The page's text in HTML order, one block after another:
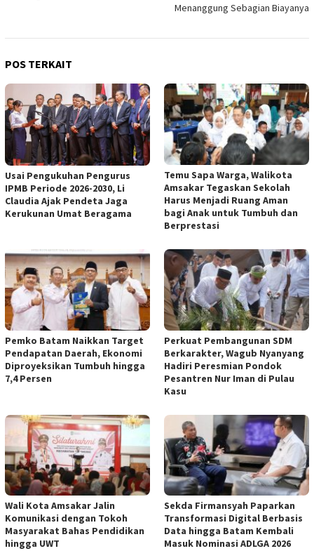
Menanggung Sebagian Biayanya
POS TERKAIT
Usai Pengukuhan Pengurus
IPMB Periode 2026-2030, Li
Claudia Ajak Pendeta Jaga
Kerukunan Umat Beragama
Temu Sapa Warga, Walikota
Amsakar Tegaskan Sekolah
Harus Menjadi Ruang Aman
bagi Anak untuk Tumbuh dan
Berprestasi
Pemko Batam Naikkan Target
Pendapatan Daerah, Ekonomi
Diproyeksikan Tumbuh hingga
7,4 Persen
Perkuat Pembangunan SDM
Berkarakter, Wagub Nyanyang
Hadiri Peresmian Pondok
Pesantren Nur Iman di Pulau
Kasu
Wali Kota Amsakar Jalin
Komunikasi dengan Tokoh
Masyarakat Bahas Pendidikan
hingga UWT
Sekda Firmansyah Paparkan
Transformasi Digital Berbasis
Data hingga Batam Kembali
Masuk Nominasi ADLGA 2026